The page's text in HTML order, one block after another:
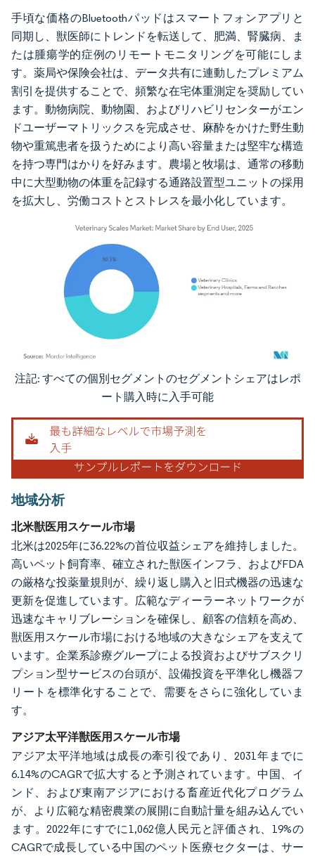
手頃な価格のBluetoothパッドはスマートフォンアプリと
同期し、獣医師にトレンドを転送して、肥満、腎臓病、ま
たは腫瘍学的症例のリモートモニタリングを可能にしま
す。薬局や保険会社は、データ共有に連動したプレミアム
割引を提供することで、頻繁な在宅体重測定を奨励してい
ます。動物病院、動物園、およびリハビリセンターがエン
ドユーザーマトリックスを完成させ、麻酔をかけた野生動
物や重篤患者を扱うためにより高い容量または堅牢な構造
を持つ専門はかりを好みます。農場と牧場は、通常の移動
中に大型動物の体重を記録する通路設置型ユニットの採用
を拡大し、労働コストとストレスを最小化しています。
画像 © Mordor Intelligence。再利用にはCC BY 4.0の表示が必要です。
注記: すべての個別セグメントのセグメントシェアはレポ
ート購入時に入手可能
地域分析
北米獣医用スケール市場
北米は2025年に36.22%の首位収益シェアを維持しました。
高いペット飼育率、確立された獣医インフラ、およびFDA
の厳格な投薬量規則が、繰り返し購入と旧式機器の迅速な
更新を促進しています。広範なディーラーネットワークが
迅速なキャリブレーションを確保し、顧客の信頼を高め、
獣医用スケール市場における地域の大きなシェアを支えて
います。企業系診療グループによる投資およびサブスクリ
プション型サービスの台頭が、設備投資を平準化し機器フ
リートを標準化することで、需要をさらに強化していま
す。
アジア太平洋獣医用スケール市場
アジア太平洋地域は成長の牽引役であり、2031年までに
6.14%のCAGRで拡大すると予測されています。中国、イ
ンド、および東南アジアにおける畜産近代化プログラム
が、より広範な精密農業の展開に自動計量を組み込んでい
ます。2022年にすでに1,062億人民元と評価され、19%の
CAGRで成長している中国のペット医療セクターは、サー